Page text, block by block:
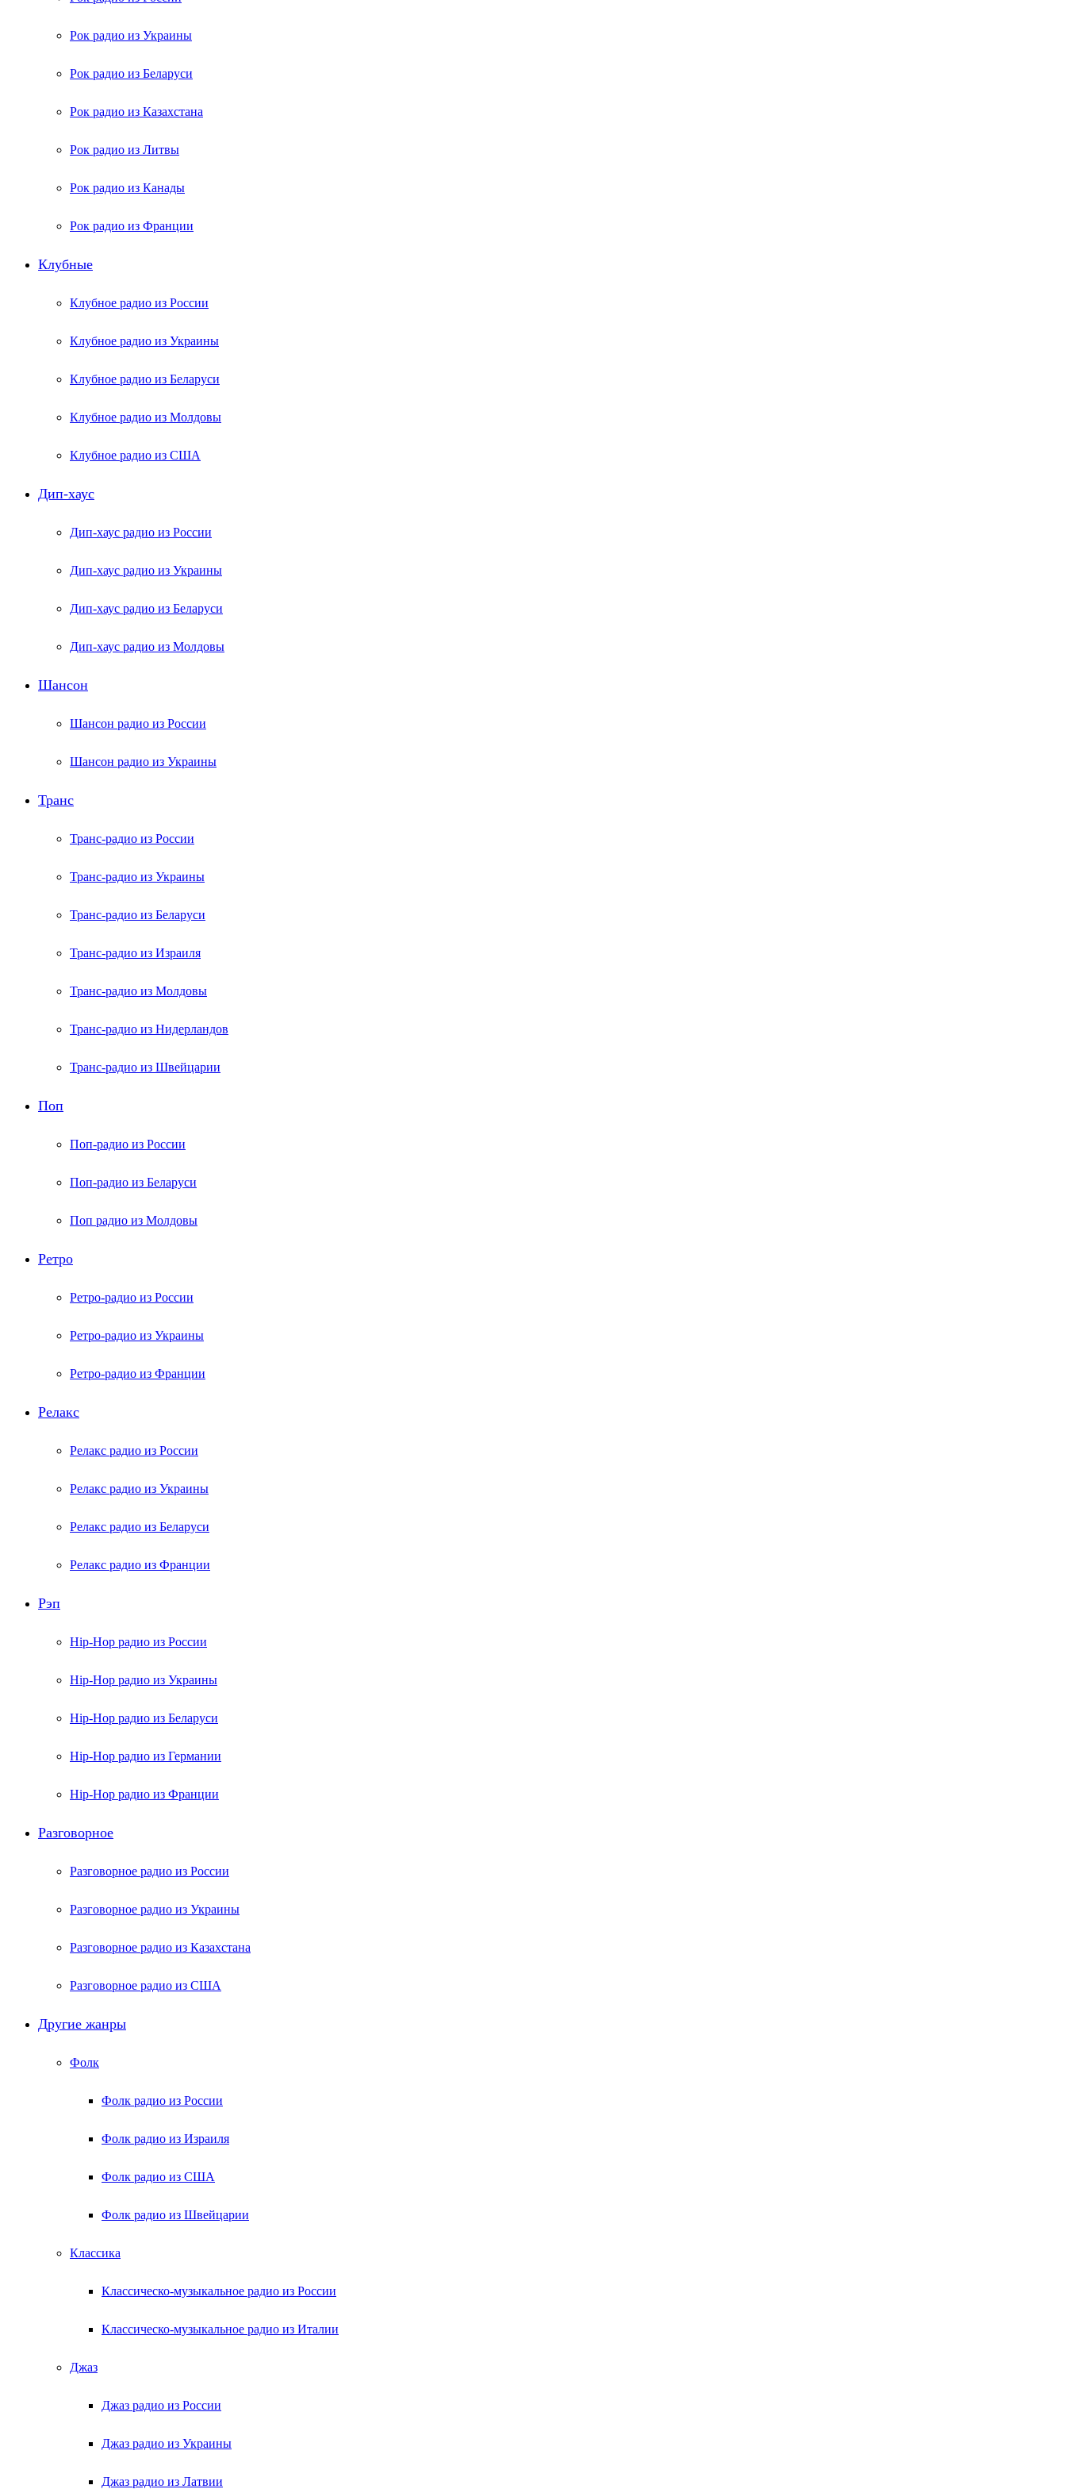
Рок радио из Украины
Рок радио из Беларуси
Рок радио из Казахстана
Рок радио из Литвы
Рок радио из Канады
Рок радио из Франции
Клубные
Клубное радио из России
Клубное радио из Украины
Клубное радио из Беларуси
Клубное радио из Молдовы
Клубное радио из США
Дип-хаус
Дип-хаус радио из России
Дип-хаус радио из Украины
Дип-хаус радио из Беларуси
Дип-хаус радио из Молдовы
Шансон
Шансон радио из России
Шансон радио из Украины
Транс
Транс-радио из России
Транс-радио из Украины
Транс-радио из Беларуси
Транс-радио из Израиля
Транс-радио из Молдовы
Транс-радио из Нидерландов
Транс-радио из Швейцарии
Поп
Поп-радио из России
Поп-радио из Беларуси
Поп радио из Молдовы
Ретро
Ретро-радио из России
Ретро-радио из Украины
Ретро-радио из Франции
Релакс
Релакс радио из России
Релакс радио из Украины
Релакс радио из Беларуси
Релакс радио из Франции
Рэп
Hip-Hop радио из России
Hip-Hop радио из Украины
Hip-Hop радио из Беларуси
Hip-Hop радио из Германии
Hip-Hop радио из Франции
Разговорное
Разговорное радио из России
Разговорное радио из Украины
Разговорное радио из Казахстана
Разговорное радио из США
Другие жанры
Фолк
Фолк радио из России
Фолк радио из Израиля
Фолк радио из США
Фолк радио из Швейцарии
Классика
Классическо-музыкальное радио из России
Классическо-музыкальное радио из Италии
Джаз
Джаз радио из России
Джаз радио из Украины
Джаз радио из Латвии